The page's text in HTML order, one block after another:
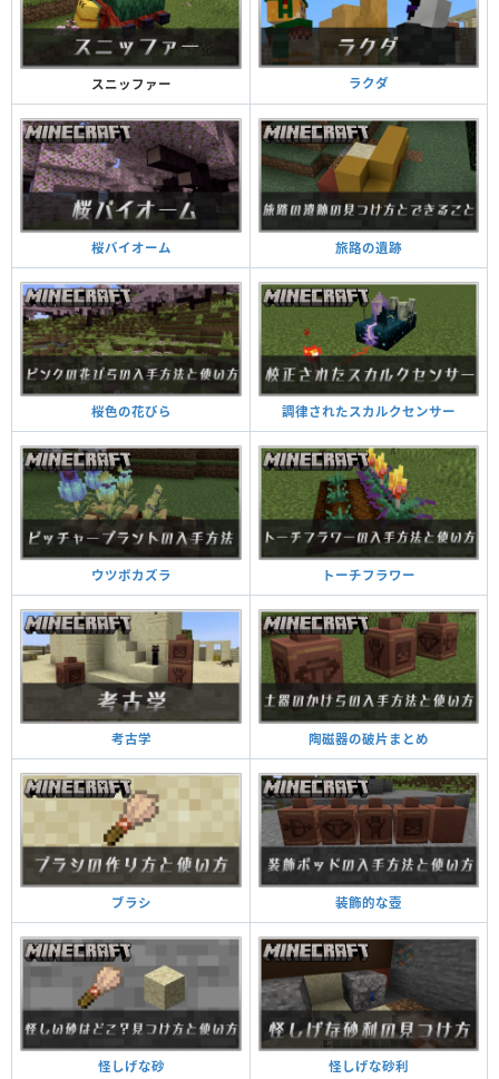
スニッファー ラクダ
桜バイオーム 旅路の遺跡
桜色の花びら 調律されたスカルクセンサー
ウツボカズラ トーチフラワー
考古学 陶磁器の破片まとめ
ブラシ 装飾的な壺
怪しげな砂 怪しげな砂利